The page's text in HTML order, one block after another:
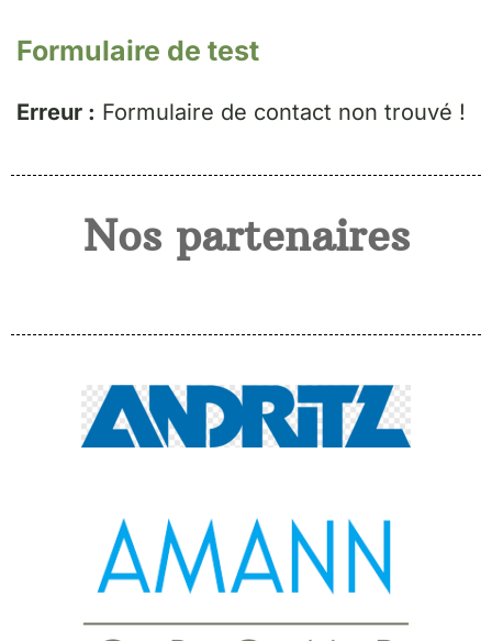
Formulaire de test
Erreur : Formulaire de contact non trouvé !
Nos partenaires